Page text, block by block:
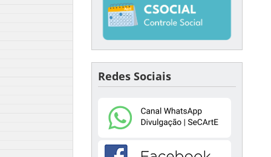
Redes Sociais